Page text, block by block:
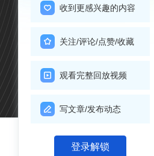
收到更感兴趣的内容
关注/评论/点赞/收藏
观看完整回放视频
写文章/发布动态
登录解锁
关注